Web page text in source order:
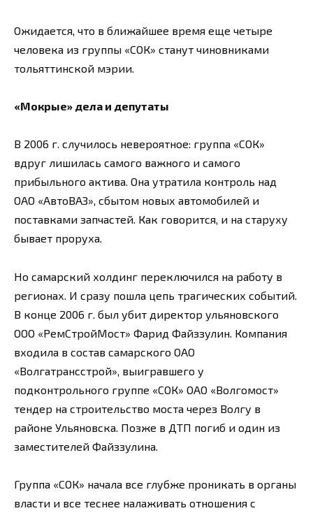
Ожидается, что в ближайшее время еще четыре
человека из группы «СОК» станут чиновниками
тольяттинской мэрии.
«Мокрые» дела и депутаты
В 2006 г. случилось невероятное: группа «СОК»
вдруг лишилась самого важного и самого
прибыльного актива. Она утратила контроль над
ОАО «АвтоВАЗ», сбытом новых автомобилей и
поставками запчастей. Как говорится, и на старуху
бывает проруха.
Но самарский холдинг переключился на работу в
регионах. И сразу пошла цепь трагических событий.
В конце 2006 г. был убит директор ульяновского
ООО «РемСтройМост» Фарид Файззулин. Компания
входила в состав самарского ОАО
«Волгатрансстрой», выигравшего у
подконтрольного группе «СОК» ОАО «Волгомост»
тендер на строительство моста через Волгу в
районе Ульяновска. Позже в ДТП погиб и один из
заместителей Файззулина.
Группа «СОК» начала все глубже проникать в органы
власти и все теснее налаживать отношения с